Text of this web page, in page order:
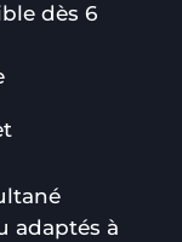
dès 6
adaptés à